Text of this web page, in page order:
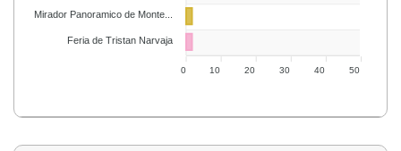
Mirador Panoramico de Monte...
Feria de Tristan Narvaja
50
40
30
20
10
0